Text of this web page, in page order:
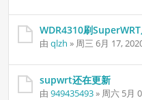
WDR4310刷
由 qlzh » 周三 6月 17,
supwrt还在更新
由 949435493» 周六 5月